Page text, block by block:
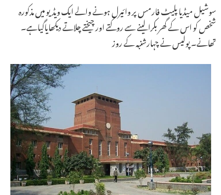
سوشیل میڈیا پلیٹ فارمس پر وائیرل ہونے والے ایک ویڈیو میں مذکورہ
شخص کو اس کے گھر بکرا لینے سے روکتے اور چیختے چلاتے دیکھایاگیاہے۔
تھانے۔ پولیس نے چہارشنبہ کے روز